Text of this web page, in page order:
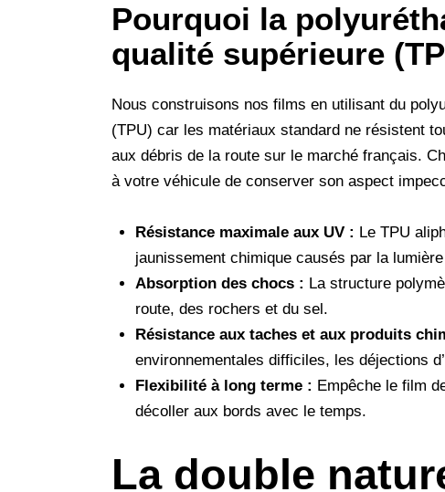
Pourquoi la
qualité supérieure
Nous construisons nos films en utilisant du
(TPU) car les matériaux standard ne résistent
aux débris de la route sur le marché français.
à votre véhicule de conserver son aspect
Résistance maximale aux UV : Le TPU
jaunissement chimique causés par la
Absorption des chocs : La structure
route, des rochers et du sel.
Résistance aux taches et aux produits
environnementales difficiles, les déjections
Flexibilité à long terme : Empêche le film
décoller aux bords avec le temps.
La double